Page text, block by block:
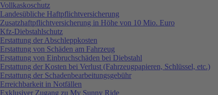
Vollkaskoschutz
Landesübliche Haftpflichtversicherung
Zusatzhaftpflichtversicherung in Höhe von 10 Mio. Euro
Kfz-Diebstahlschutz
Erstattung der Abschleppkosten
Erstattung von Schäden am Fahrzeug
Erstattung von Einbruchschäden bei Diebstahl
Erstattung der Kosten bei Verlust (Fahrzeugpapieren, Schlüssel, etc.)
Erstattung der Schadenbearbeitungsgebühr
Erreichbarkeit in Notfällen
Exklusiver Zugang zu My Sunny Ride